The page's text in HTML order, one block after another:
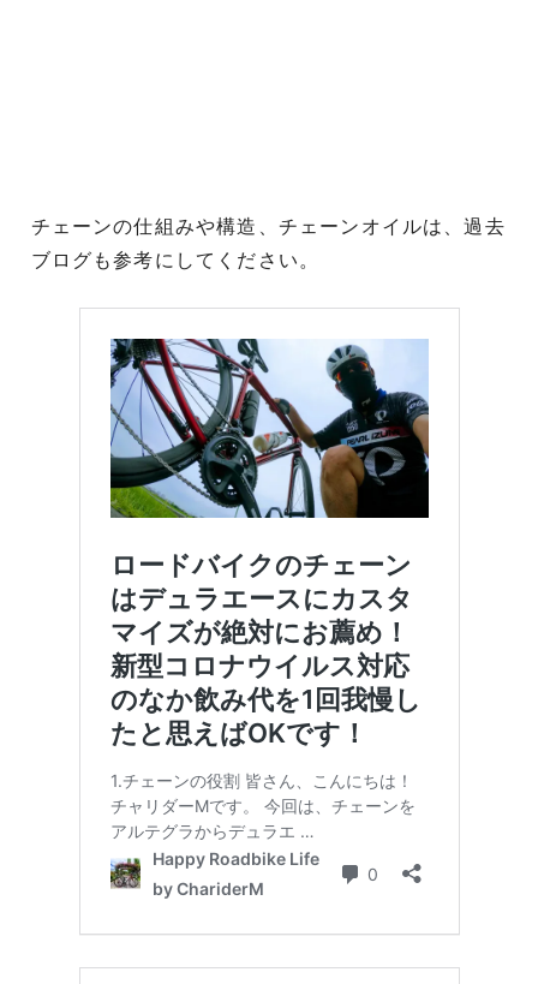
チェーンの仕組みや構造、チェーンオイルは、過去
ブログも参考にしてください。